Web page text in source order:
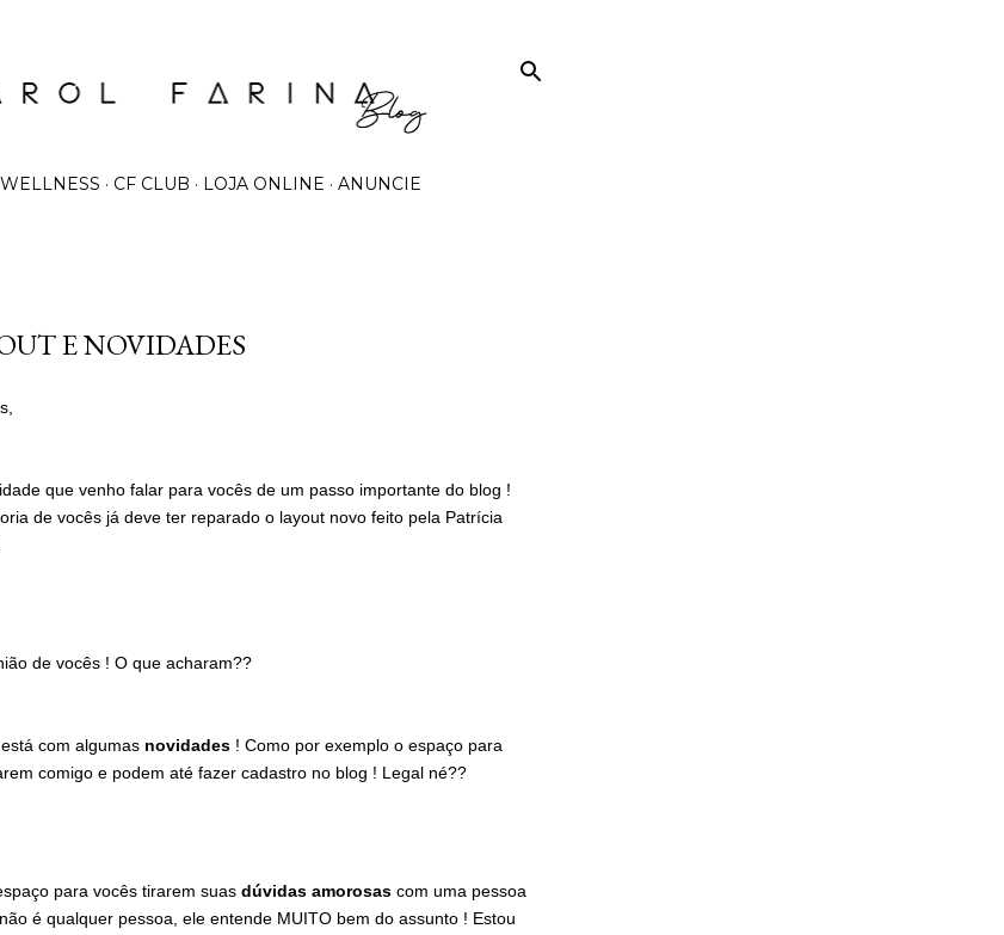
WELLNESS CF CLUB LOJA ONLINE ANUNCIE
E NOVIDADES
que venho falar para vocês de um passo importante do blog !
de vocês já deve ter reparado o layout novo feito pela Patrícia
de vocês ! O que acharam??
com algumas novidades ! Como por exemplo o espaço para
comigo e podem até fazer cadastro no blog ! Legal né??
para vocês tirarem suas dúvidas amorosas com uma pessoa
é qualquer pessoa, ele entende MUITO bem do assunto ! Estou